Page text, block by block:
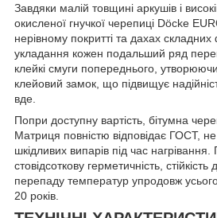
Завдяки малій товщині аркушів і
окисленої гнучкої черепиці Döcke
нерівному покритті та дахах
укладання кожен подальший ряд
клейкі смуги попереднього,
клейовий замок, що підвищує
вде.
Попри доступну вартість, бітумна
Матриця повністю відповідає ГОСТ, не
шкідливих випарів під час
стовідсоткову герметичність,
перепаду температур упродовж
20 років.